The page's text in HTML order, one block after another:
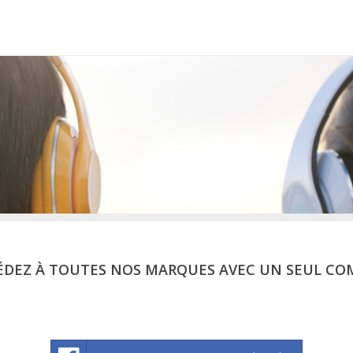
À TOUTES NOS MARQUES AVEC UN SEUL